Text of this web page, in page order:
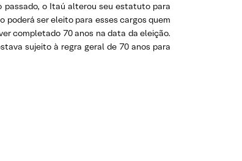
passado, o Itaú alterou seu estatuto para
poderá ser eleito para esses cargos quem
completado 70 anos na data da eleição.
sujeito à regra geral de 70 anos para